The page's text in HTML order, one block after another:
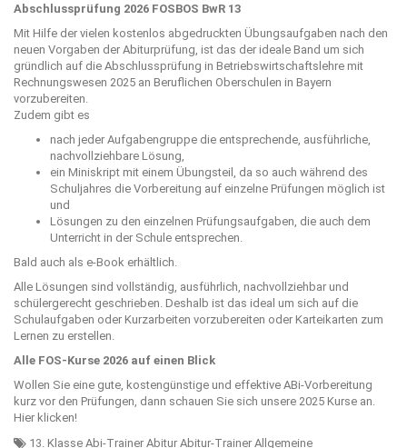
Abschlussprüfung 2026 FOSBOS BwR 13
Mit Hilfe der vielen kostenlos abgedruckten Übungsaufgaben nach den
neuen Vorgaben der Abiturprüfung, ist das der ideale Band um sich
gründlich auf die Abschlussprüfung in Betriebswirtschaftslehre mit
Rechnungswesen 2025 an Beruflichen Oberschulen in Bayern
vorzubereiten.
Zudem gibt es
nach jeder Aufgabengruppe die entsprechende, ausführliche,
nachvollziehbare Lösung,
ein Miniskript mit einem Übungsteil, da so auch während des
Schuljahres die Vorbereitung auf einzelne Prüfungen möglich ist
und
Lösungen zu den einzelnen Prüfungsaufgaben, die auch dem
Unterricht in der Schule entsprechen.
Bald auch als e-Book erhältlich.
Alle Lösungen sind vollständig, ausführlich, nachvollziehbar und
schülergerecht geschrieben. Deshalb ist das ideal um sich auf die
Schulaufgaben oder Kurzarbeiten vorzubereiten oder Karteikarten zum
Lernen zu erstellen.
Alle FOS-Kurse 2026 auf einen Blick
Wollen Sie eine gute, kostengünstige und effektive ABi-Vorbereitung
kurz vor den Prüfungen, dann schauen Sie sich unsere 2025 Kurse an.
Hier klicken!
13. Klasse Abi-Trainer Abitur Abitur-Trainer Allgemeine